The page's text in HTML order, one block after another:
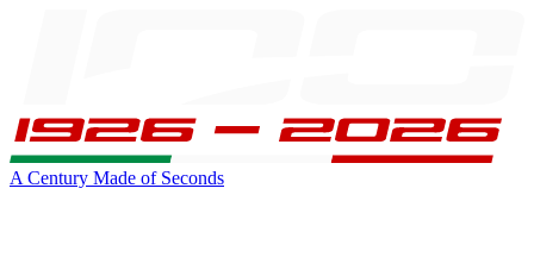
A Century Made of Seconds